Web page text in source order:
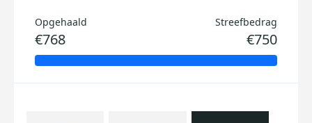
Opgehaald
€768
Streefbedrag
€750